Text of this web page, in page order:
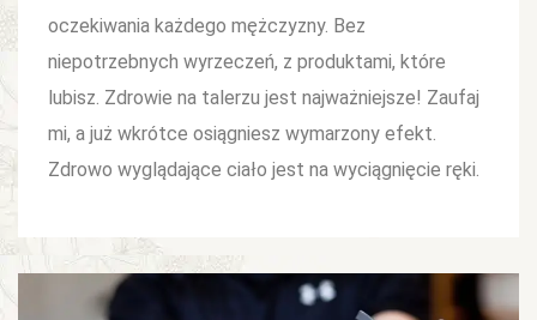
oczekiwania każdego mężczyzny. Bez
niepotrzebnych wyrzeczeń, z produktami, które
lubisz. Zdrowie na talerzu jest najważniejsze! Zaufaj
mi, a już wkrótce osiągniesz wymarzony efekt.
Zdrowo wyglądające ciało jest na wyciągnięcie ręki.